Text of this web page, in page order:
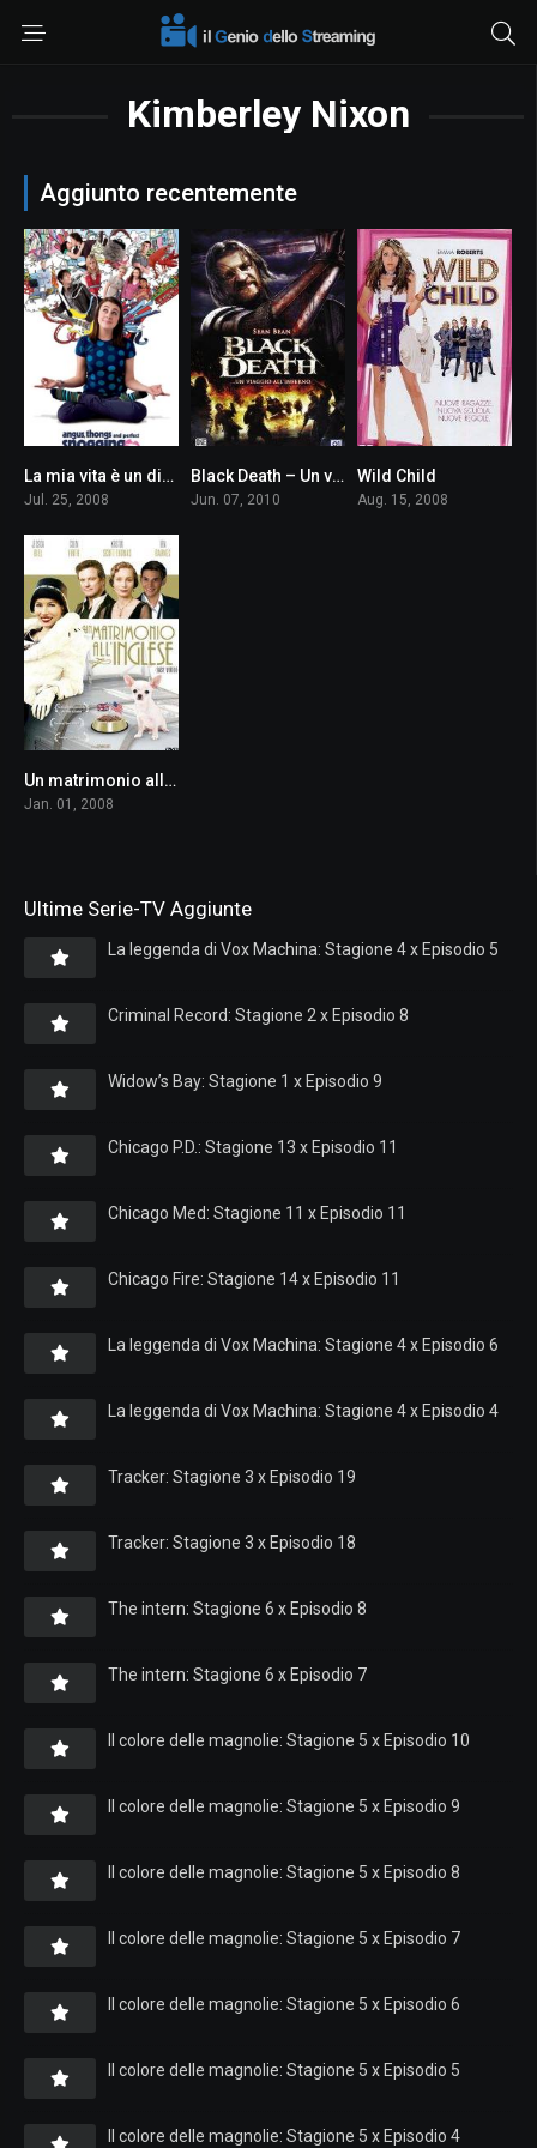
Kimberley Nixon
Aggiunto recentemente
6.3La mia vita è un disastro
Jul. 25, 2008
6.4Black Death – Un viaggio all’inferno
Jun. 07, 2010
Wild Child
Aug. 15, 2008
6.7Un matrimonio all’inglese
Jan. 01, 2008
Ultime Serie-TV Aggiunte
La leggenda di Vox Machina: Stagione 4 x Episodio 5
Criminal Record: Stagione 2 x Episodio 8
Widow’s Bay: Stagione 1 x Episodio 9
Chicago P.D.: Stagione 13 x Episodio 11
Chicago Med: Stagione 11 x Episodio 11
Chicago Fire: Stagione 14 x Episodio 11
La leggenda di Vox Machina: Stagione 4 x Episodio 6
La leggenda di Vox Machina: Stagione 4 x Episodio 4
Tracker: Stagione 3 x Episodio 19
Tracker: Stagione 3 x Episodio 18
The intern: Stagione 6 x Episodio 8
The intern: Stagione 6 x Episodio 7
Il colore delle magnolie: Stagione 5 x Episodio 10
Il colore delle magnolie: Stagione 5 x Episodio 9
Il colore delle magnolie: Stagione 5 x Episodio 8
Il colore delle magnolie: Stagione 5 x Episodio 7
Il colore delle magnolie: Stagione 5 x Episodio 6
Il colore delle magnolie: Stagione 5 x Episodio 5
Il colore delle magnolie: Stagione 5 x Episodio 4